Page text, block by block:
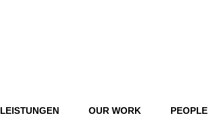
LEISTUNGEN OUR WORK PEOPLE